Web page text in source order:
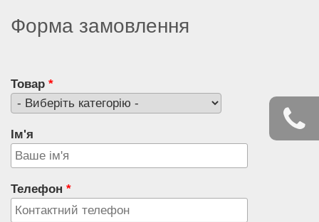
Форма замовлення
Товар *
Ім'я
Телефон *